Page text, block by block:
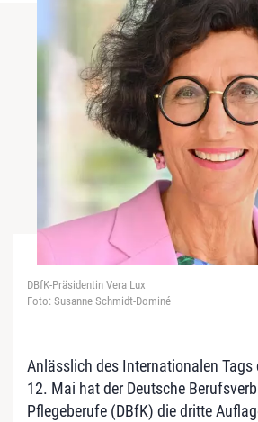
DBfK-Präsidentin Vera Lux
Foto: Susanne Schmidt-Dominé
Anlässlich des Internationalen Tags
12. Mai hat der Deutsche
Pflegeberufe (DBfK) die dritte